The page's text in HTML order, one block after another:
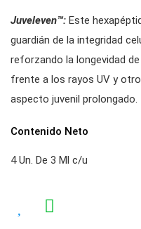
Juveleven™: Este
guardián de la integridad
reforzando la longevidad
frente a los rayos UV y
aspecto juvenil prolongado.
Contenido Neto
4 Un. De 3 Ml c/u